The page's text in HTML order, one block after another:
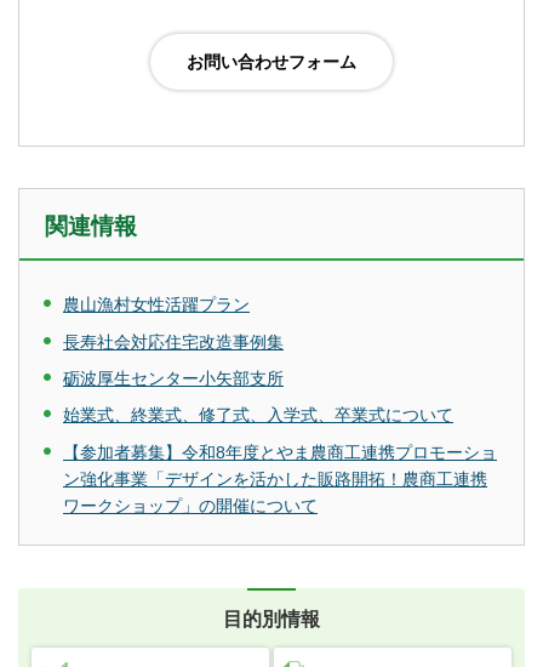
関連情報
農山漁村女性活躍プラン
長寿社会対応住宅改造事例集
砺波厚生センター小矢部支所
始業式、終業式、修了式、入学式、卒業式について
【参加者募集】令和8年度とやま農商工連携プロモーショ
ン強化事業「デザインを活かした販路開拓！農商工連携
ワークショップ」の開催について
目的別情報